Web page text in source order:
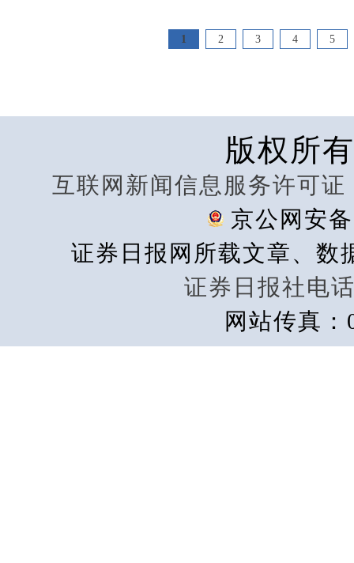
1 2 3 4 5
版权所有
互联网新闻信息服务许可证
京公网安
证券日报网所载文章、数
证券日报社电
网站传真